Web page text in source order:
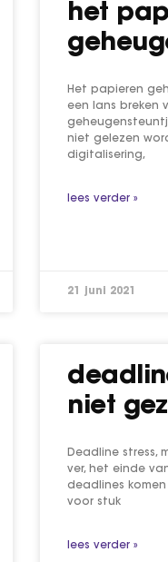
het
Het papieren
een lans breken
niet gelezen
digitalisering,
lees verder »
21 juni 2021
niet
Deadline stress,
ver, het einde
deadlines
voor stuk
lees verder »